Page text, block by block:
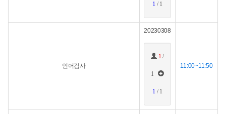
1 / 1
언어검사
20230308
1 /
1
1 / 1
11:00~11:50